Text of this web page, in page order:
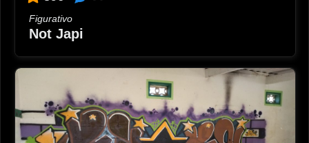
Figurativo
Not Japi